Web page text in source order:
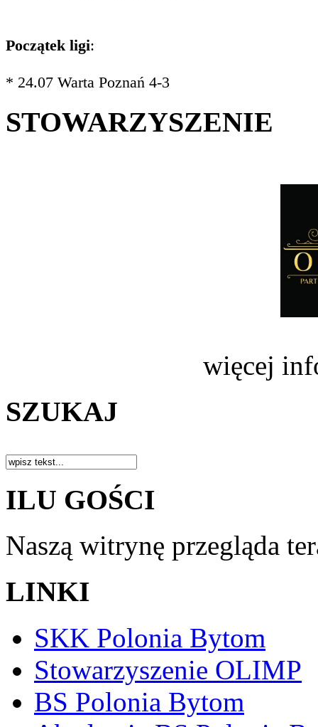
Początek ligi:
* 24.07 Warta Poznań 4-3
STOWARZYSZENIE
więcej
SZUKAJ
ILU GOŚCI
Naszą witrynę przegląda
LINKI
SKK Polonia Bytom
Stowarzyszenie OLIMP
BS Polonia Bytom